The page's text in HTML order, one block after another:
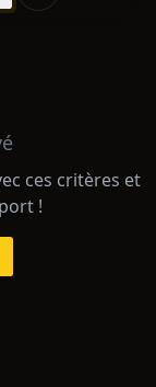
ces critères et
!